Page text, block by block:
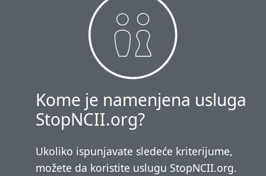
Kome je namenjena usluga
StopNCII.org?
Ukoliko ispunjavate sledeće kriterijume,
možete da koristite uslugu StopNCII.org.